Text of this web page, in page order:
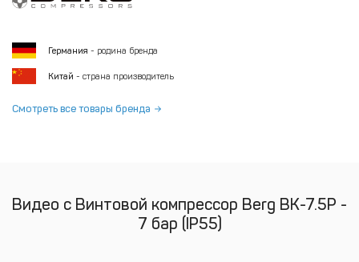
Германия - родина бренда
Китай - страна производитель
Смотреть все товары бренда
Видео с Винтовой компрессор Berg ВК-7.5Р -
7 бар (IP55)